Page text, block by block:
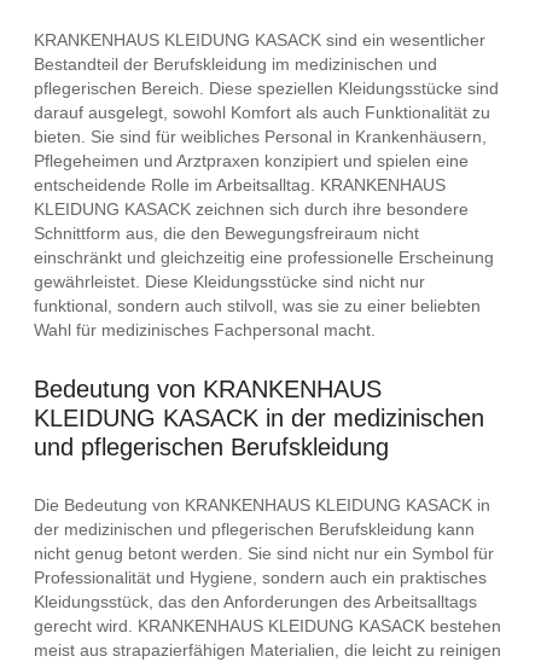
KRANKENHAUS KLEIDUNG KASACK sind ein wesentlicher
Bestandteil der Berufskleidung im medizinischen und
pflegerischen Bereich. Diese speziellen Kleidungsstücke sind
darauf ausgelegt, sowohl Komfort als auch Funktionalität zu
bieten. Sie sind für weibliches Personal in Krankenhäusern,
Pflegeheimen und Arztpraxen konzipiert und spielen eine
entscheidende Rolle im Arbeitsalltag. KRANKENHAUS
KLEIDUNG KASACK zeichnen sich durch ihre besondere
Schnittform aus, die den Bewegungsfreiraum nicht
einschränkt und gleichzeitig eine professionelle Erscheinung
gewährleistet. Diese Kleidungsstücke sind nicht nur
funktional, sondern auch stilvoll, was sie zu einer beliebten
Wahl für medizinisches Fachpersonal macht.
Bedeutung von KRANKENHAUS
KLEIDUNG KASACK in der medizinischen
und pflegerischen Berufskleidung
Die Bedeutung von KRANKENHAUS KLEIDUNG KASACK in
der medizinischen und pflegerischen Berufskleidung kann
nicht genug betont werden. Sie sind nicht nur ein Symbol für
Professionalität und Hygiene, sondern auch ein praktisches
Kleidungsstück, das den Anforderungen des Arbeitsalltags
gerecht wird. KRANKENHAUS KLEIDUNG KASACK bestehen
meist aus strapazierfähigen Materialien, die leicht zu reinigen